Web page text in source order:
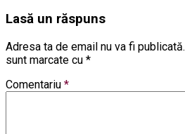
Lasă un răspuns
Adresa ta de email nu va fi publicată.
sunt marcate cu *
Comentariu *